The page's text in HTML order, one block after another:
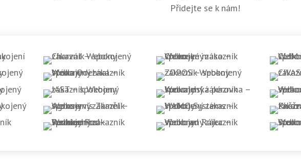
Přidejte se k nám!